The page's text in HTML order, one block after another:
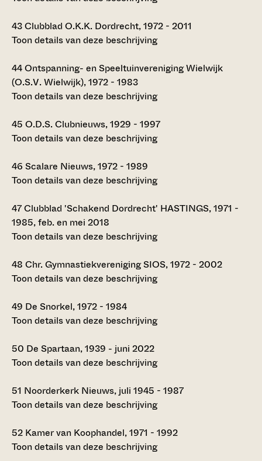
43Clubblad O.K.K. Dordrecht, 1972 - 2011
Toon details van deze beschrijving
44Ontspanning- en Speeltuinvereniging Wielwijk
(O.S.V. Wielwijk), 1972 - 1983
Toon details van deze beschrijving
45 O.D.S. Clubnieuws, 1929 - 1997
Toon details van deze beschrijving
46 Scalare Nieuws, 1972 - 1989
Toon details van deze beschrijving
47Clubblad 'Schakend Dordrecht' HASTINGS, 1971 -
1985, feb. en mei 2018
Toon details van deze beschrijving
48 Chr. Gymnastiekvereniging SIOS, 1972 - 2002
Toon details van deze beschrijving
49 De Snorkel, 1972 - 1984
Toon details van deze beschrijving
50 De Spartaan, 1939 - juni 2022
Toon details van deze beschrijving
51 Noorderkerk Nieuws, juli 1945 - 1987
Toon details van deze beschrijving
52 Kamer van Koophandel, 1971 - 1992
Toon details van deze beschrijving